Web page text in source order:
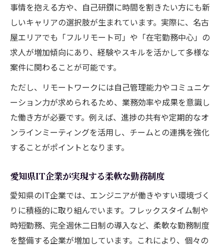
事情を抱える方や、自己研鑽に時間を割きたい方にも新
しいキャリアの選択肢が生まれています。実際に、名古
屋エリアでも「フルリモート可」や「在宅勤務中心」の
求人が増加傾向にあり、経験やスキルを活かして多様な
案件に関わることが可能です。
ただし、リモートワークには自己管理能力やコミュニケ
ーション力が求められるため、業務効率や成果を意識し
た働き方が必要です。例えば、進捗の共有や定期的なオ
ンラインミーティングを活用し、チームとの連携を強化
することがポイントとなります。
愛知県IT企業が実現する柔軟な勤務制度
愛知県のIT企業では、エンジニアが働きやすい環境づく
りに積極的に取り組んでいます。フレックスタイム制や
時短勤務、完全週休二日制の導入など、柔軟な勤務制度
を整備する企業が増加しています。これにより、個々の